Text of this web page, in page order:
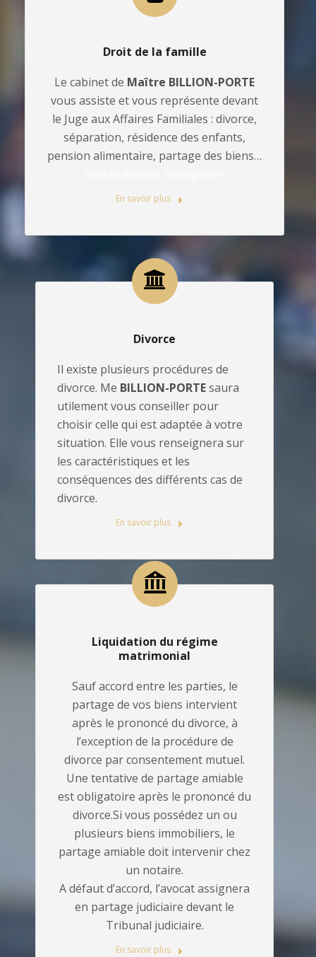
Droit de la famille
Le cabinet de Maître BILLION-PORTE
vous assiste et vous représente devant
le Juge aux Affaires Familiales : divorce,
séparation, résidence des enfants,
pension alimentaire, partage des biens…
En savoir plus
Divorce
Il existe plusieurs procédures de
divorce. Me BILLION-PORTEsaura
utilement vous conseiller pour
choisir celle qui est adaptée à votre
situation. Elle vous renseignera sur
les caractéristiques et les
conséquences des différents cas de
divorce.
En savoir plus
Liquidation du régime
matrimonial
Sauf accord entre les parties, le
partage de vos biens intervient
après le prononcé du divorce, à
l’exception de la procédure de
divorce par consentement mutuel.
Une tentative de partage amiable
est obligatoire après le prononcé du
divorce.Si vous possédez un ou
plusieurs biens immobiliers, le
partage amiable doit intervenir chez
un notaire.
A défaut d’accord, l’avocat assignera
en partage judiciaire devant le
Tribunal judiciaire.
En savoir plus